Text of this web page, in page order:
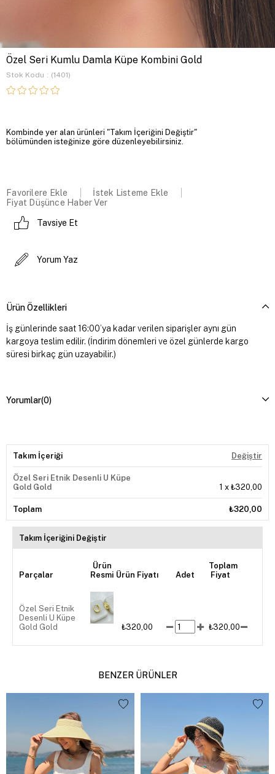
Özel Seri Kumlu Damla Küpe Kombini Gold
Stok Kodu (1401)
Kombinde yer alan ürünleri "Takım İçeriğini Değiştir"
bölümünden isteğinize göre düzenleyebilirsiniz.
Favorilere Ekle
İstek Listeme Ekle
Fiyat Düşünce Haber Ver
Tavsiye Et
Yorum Yaz
Ürün Özellikleri
İş günlerinde saat 16:00’ya kadar verilen siparişler aynı gün
kargoya teslim edilir. (İndirim dönemleri ve özel günlerde kargo
süresi birkaç gün uzayabilir.)
Yorumlar(0)
Takım İçeriği Değiştir
Özel Seri Etnik Desenli U Küpe
Gold Gold
1 x ₺320,00
Toplam ₺320,00
Takım İçeriğini Değiştir
Parçalar
Ürün
Resmi Ürün Fiyatı Adet
Toplam
Fiyat
Özel Seri Etnik
Desenli U Küpe
Gold Gold
₺320,00 ₺320,00
BENZER ÜRÜNLER